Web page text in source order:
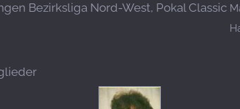
Bezirksliga Nord-West, Pokal Classic